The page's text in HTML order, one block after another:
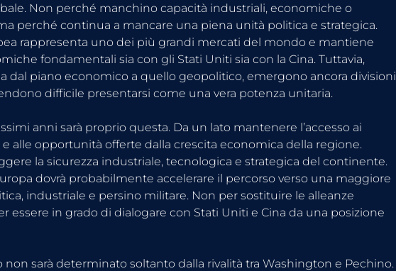
Non perché manchino capacità industriali, economiche o
perché continua a mancare una piena unità politica e strategica.
rappresenta uno dei più grandi mercati del mondo e mantiene
fondamentali sia con gli Stati Uniti sia con la Cina. Tuttavia,
dal piano economico a quello geopolitico, emergono ancora divisioni
difficile presentarsi come una vera potenza unitaria.
anni sarà proprio questa. Da un lato mantenere l’accesso ai
alle opportunità offerte dalla crescita economica della regione.
la sicurezza industriale, tecnologica e strategica del continente.
dovrà probabilmente accelerare il percorso verso una maggiore
industriale e persino militare. Non per sostituire le alleanze
essere in grado di dialogare con Stati Uniti e Cina da una posizione
non sarà determinato soltanto dalla rivalità tra Washington e Pechino.